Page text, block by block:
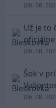
(06. 08.
Už je to
oficiálne
(06. 08.
Šok v
(06. 08.